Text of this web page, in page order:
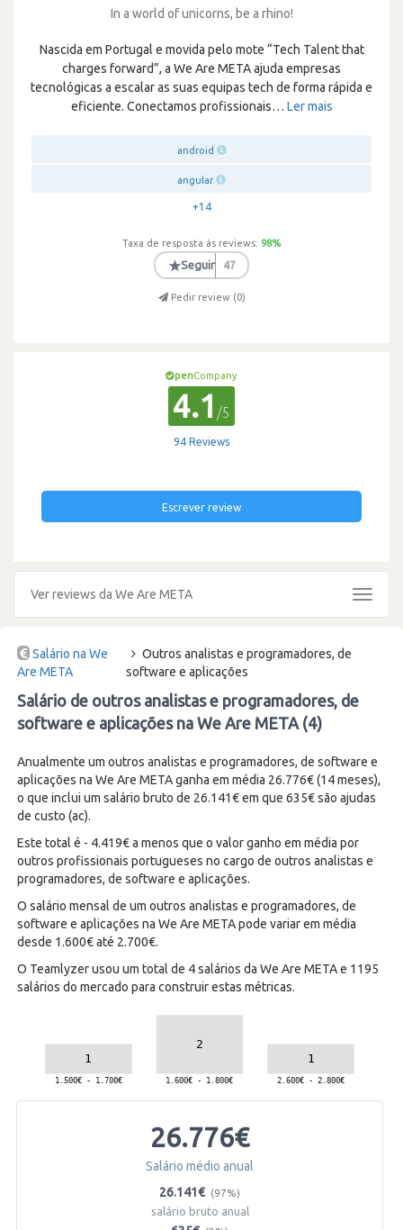
In a world of unicorns, be a rhino!
Nascida em Portugal e movida pelo mote “Tech Talent that
charges forward”, a We Are META ajuda empresas
tecnológicas a escalar as suas equipas tech de forma rápida e
eficiente. Conectamos profissionais… Ler mais
android
angular
+14
Taxa de resposta às reviews: 98%
★Seguir 47
Pedir review (0)
penCompany
4.1 /5
94 Reviews
Escrever review
Ver reviews da We Are META
Toggle
Salário na We
Are META
Outros analistas e programadores, de
software e aplicações
Salário de outros analistas e programadores, de
software e aplicações na We Are META (4)
Anualmente um outros analistas e programadores, de software e
aplicações na We Are META ganha em média 26.776€ (14 meses),
o que inclui um salário bruto de 26.141€ em que 635€ são ajudas
de custo (ac).
Este total é - 4.419€ a menos que o valor ganho em média por
outros profissionais portugueses no cargo de outros analistas e
programadores, de software e aplicações.
O salário mensal de um outros analistas e programadores, de
software e aplicações na We Are META pode variar em média
desde 1.600€ até 2.700€.
O Teamlyzer usou um total de 4 salários da We Are META e 1195
salários do mercado para construir estas métricas.
26.776€
Salário médio anual
26.141€ (97%)
salário bruto anual